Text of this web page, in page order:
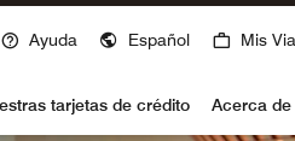
Ayuda Español Mis
tarjetas de crédito Acerca de